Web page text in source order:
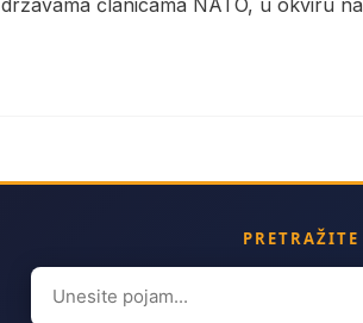
Search
for: